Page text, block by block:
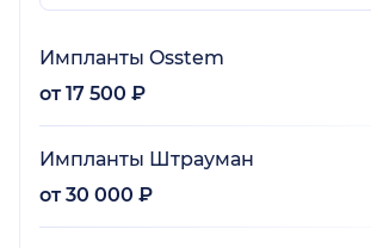
Импланты Osstem
от 17 500 ₽
Импланты Штрауман
от 30 000 ₽